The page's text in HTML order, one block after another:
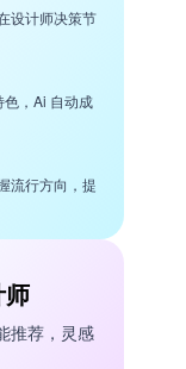
设计师决策节
，Ai 自动成
流行方向，提
推荐，灵感